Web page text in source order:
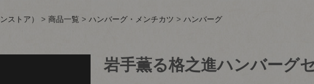
ストア） 商品一覧 ハンバーグ・メンチカツ
ハンバーグ
岩手薫る格之進ハンバーグ